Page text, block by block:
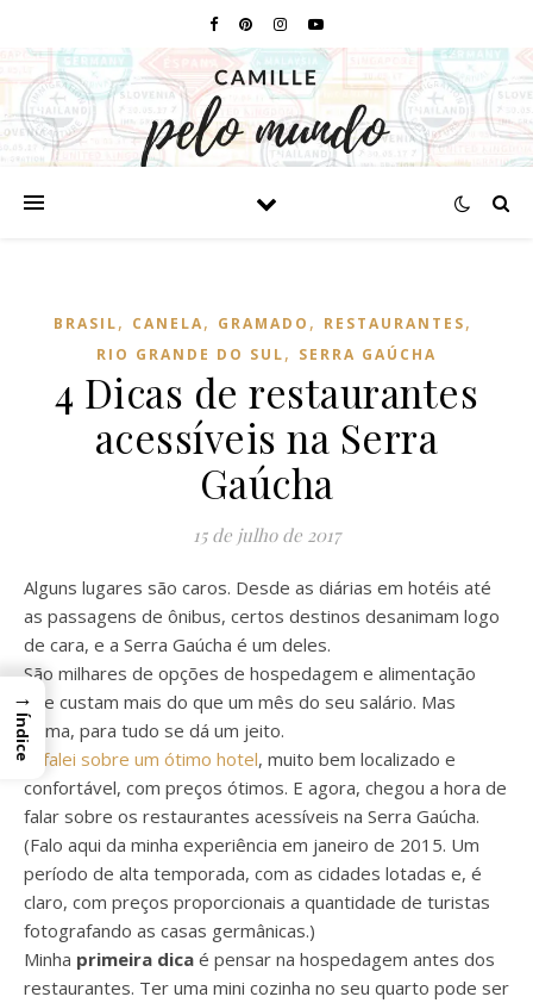
BRASIL, CANELA, GRAMADO , RESTAURANTES,
RIO GRANDE DO SUL, SERRA GAÚCHA
4 Dicas de restaurantes
acessíveis na Serra
Gaúcha
15 de julho de 2017
Alguns lugares são caros. Desde as diárias em hotéis até
as passagens de ônibus, certos destinos desanimam logo
de cara, e a Serra Gaúcha é um deles.
São milhares de opções de hospedagem e alimentação
que custam mais do que um mês do seu salário. Mas
calma, para tudo se dá um jeito.
Já falei sobre um ótimo hotel, muito bem localizado e
confortável, com preços ótimos. E agora, chegou a hora de
falar sobre os restaurantes acessíveis na Serra Gaúcha.
(Falo aqui da minha experiência em janeiro de 2015. Um
período de alta temporada, com as cidades lotadas e, é
claro, com preços proporcionais a quantidade de turistas
fotografando as casas germânicas.)
Minha primeira dica é pensar na hospedagem antes dos
restaurantes. Ter uma mini cozinha no seu quarto pode ser
→
Índice